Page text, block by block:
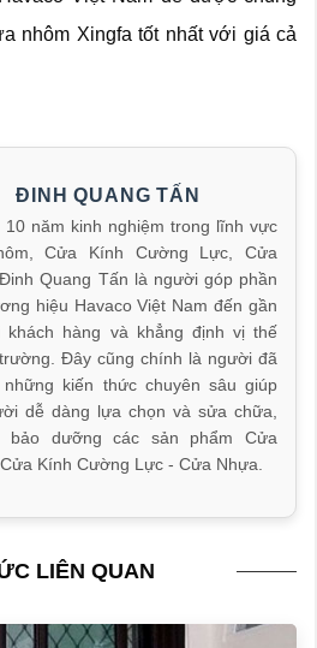
nhôm Xingfa tốt nhất với giá cả
ĐINH QUANG TẤN
10 năm kinh nghiệm trong lĩnh vực
Cửa Kính Cường Lực, Cửa
Quang Tấn là người góp phần
hiệu Havaco Việt Nam đến gần
khách hàng và khẳng định vị thế
Đây cũng chính là người đã
kiến thức chuyên sâu giúp
dễ dàng lựa chọn và sửa chữa,
bảo dưỡng các sản phẩm Cửa
Kính Cường Lực - Cửa Nhựa.
LIÊN QUAN